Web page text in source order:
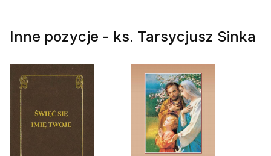
Inne pozycje - ks. Tarsycjusz Sinka